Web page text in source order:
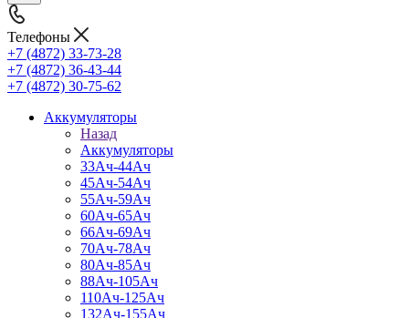
Телефоны
+7 (4872) 33-73-28
+7 (4872) 36-43-44
+7 (4872) 30-75-62
Аккумуляторы
Назад
Аккумуляторы
33Ач-44Ач
45Ач-54Ач
55Ач-59Ач
60Ач-65Ач
66Ач-69Ач
70Ач-78Ач
80Ач-85Ач
88Ач-105Ач
110Ач-125Ач
132Ач-155Ач